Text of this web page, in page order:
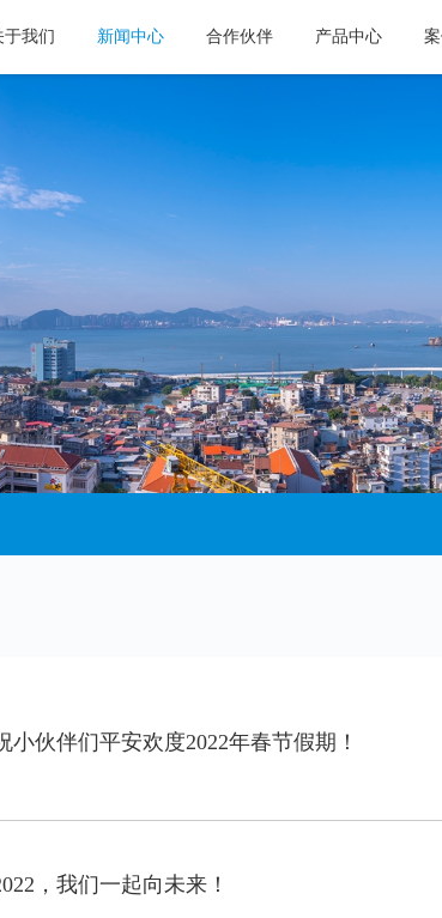
于我们 新闻中心 合作伙伴 产品中心
小伙伴们平安欢度2022年春节假期！
，我们一起向未来！